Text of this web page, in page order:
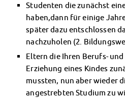
Beratungstermine im Überblick
Unsere Organisation
Verwaltungsrat
Personalrat
Lageplan
Dokumente
Stellenangebote
AnsprechpartnerInnen
Studenten die zunächst
haben,dann für einige
später dazu entschlossen
nachzuholen (2.
Eltern die Ihren Berufs-
Erziehung eines Kindes
mussten, nun aber wieder
angestrebten Studium zu